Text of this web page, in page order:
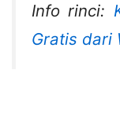
Info rinci:
Gratis dari